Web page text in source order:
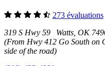
273 évaluations
319 S Hwy 59 Watts, OK
(From Hwy 412 Go South on
side of the road)